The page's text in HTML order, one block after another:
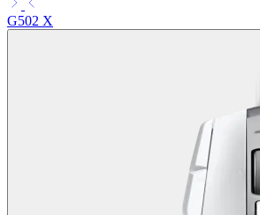
G502 X